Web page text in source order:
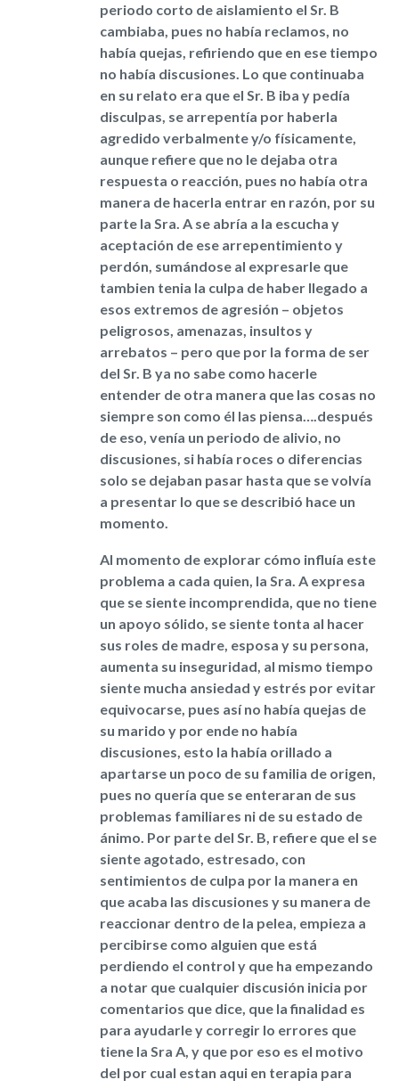
periodo corto de aislamiento el Sr. B
cambiaba, pues no había reclamos, no
había quejas, refiriendo que en ese tiempo
no había discusiones. Lo que continuaba
en su relato era que el Sr. B iba y pedía
disculpas, se arrepentía por haberla
agredido verbalmente y/o físicamente,
aunque refiere que no le dejaba otra
respuesta o reacción, pues no había otra
manera de hacerla entrar en razón, por su
parte la Sra. A se abría a la escucha y
aceptación de ese arrepentimiento y
perdón, sumándose al expresarle que
tambien tenia la culpa de haber llegado a
esos extremos de agresión – objetos
peligrosos, amenazas, insultos y
arrebatos – pero que por la forma de ser
del Sr. B ya no sabe como hacerle
entender de otra manera que las cosas no
siempre son como él las piensa….después
de eso, venía un periodo de alivio, no
discusiones, si había roces o diferencias
solo se dejaban pasar hasta que se volvía
a presentar lo que se describió hace un
momento.
Al momento de explorar cómo influía este
problema a cada quien, la Sra. A expresa
que se siente incomprendida, que no tiene
un apoyo sólido, se siente tonta al hacer
sus roles de madre, esposa y su persona,
aumenta su inseguridad, al mismo tiempo
siente mucha ansiedad y estrés por evitar
equivocarse, pues así no había quejas de
su marido y por ende no había
discusiones, esto la había orillado a
apartarse un poco de su familia de origen,
pues no quería que se enteraran de sus
problemas familiares ni de su estado de
ánimo. Por parte del Sr. B, refiere que el se
siente agotado, estresado, con
sentimientos de culpa por la manera en
que acaba las discusiones y su manera de
reaccionar dentro de la pelea, empieza a
percibirse como alguien que está
perdiendo el control y que ha empezando
a notar que cualquier discusión inicia por
comentarios que dice, que la finalidad es
para ayudarle y corregir lo errores que
tiene la Sra A, y que por eso es el motivo
del por cual estan aqui en terapia para​